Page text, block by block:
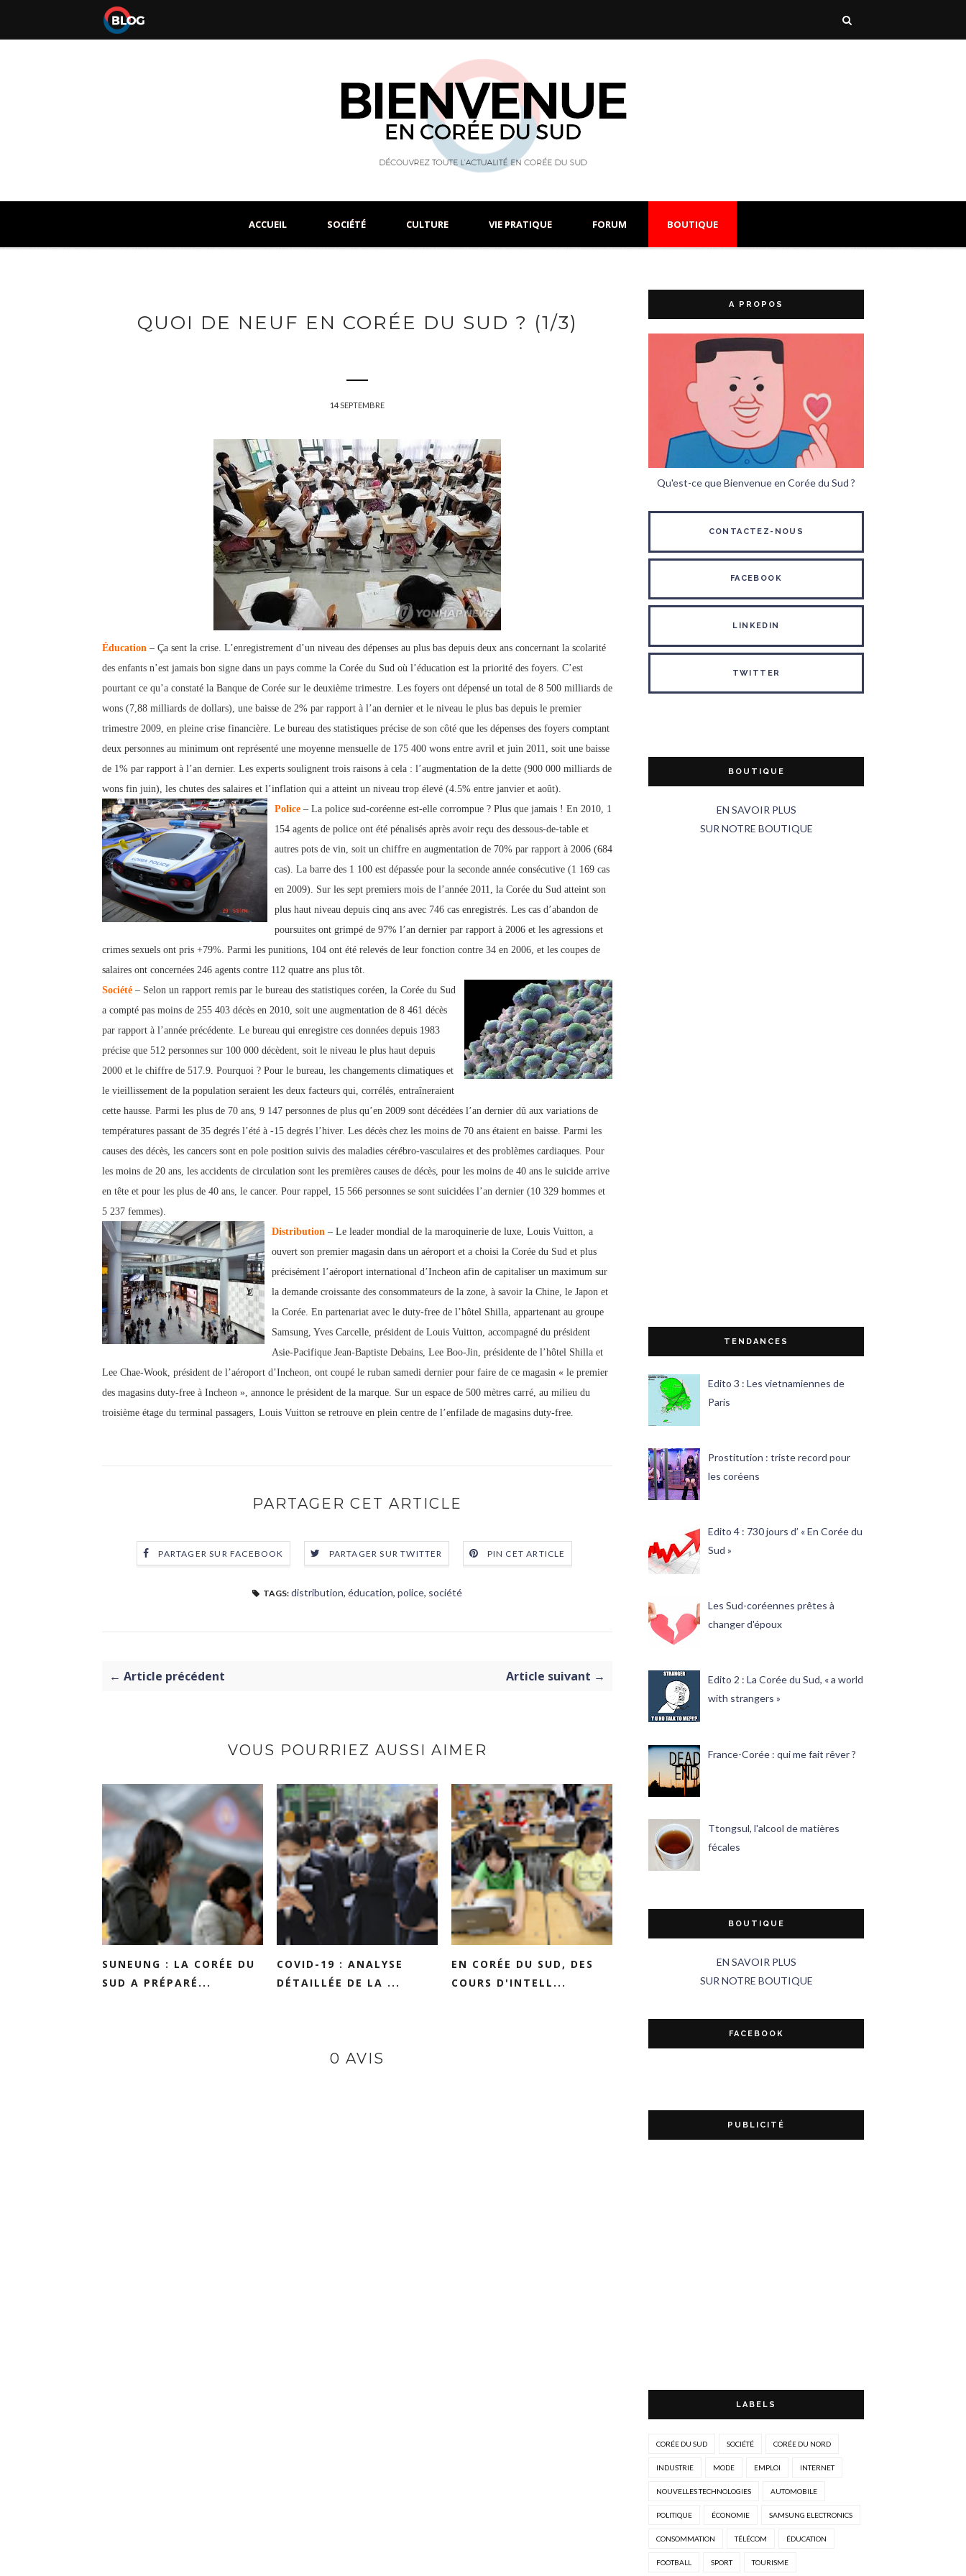
ACCUEIL SOCIÉTÉ CULTURE VIE PRATIQUE FORUM BOUTIQUE
QUOI DE NEUF EN CORÉE DU SUD ? (1/3)
14 SEPTEMBRE
Éducation – Ça sent la crise. L’enregistrement d’un niveau des dépenses au plus bas depuis deux ans concernant la scolarité
des enfants n’est jamais bon signe dans un pays comme la Corée du Sud où l’éducation est la priorité des foyers. C’est
pourtant ce qu’a constaté la Banque de Corée sur le deuxième trimestre. Les foyers ont dépensé un total de 8 500 milliards de
wons (7,88 milliards de dollars), une baisse de 2% par rapport à l’an dernier et le niveau le plus bas depuis le premier
trimestre 2009, en pleine crise financière. Le bureau des statistiques précise de son côté que les dépenses des foyers comptant
deux personnes au minimum ont représenté une moyenne mensuelle de 175 400 wons entre avril et juin 2011, soit une baisse
de 1% par rapport à l’an dernier. Les experts soulignent trois raisons à cela : l’augmentation de la dette (900 000 milliards de
wons fin juin), les chutes des salaires et l’inflation qui a atteint un niveau trop élevé (4.5% entre janvier et août).
Police – La police sud-coréenne est-elle corrompue ? Plus que jamais ! En 2010, 1
154 agents de police ont été pénalisés après avoir reçu des dessous-de-table et
autres pots de vin, soit un chiffre en augmentation de 70% par rapport à 2006 (684
cas). La barre des 1 100 est dépassée pour la seconde année consécutive (1 169 cas
en 2009). Sur les sept premiers mois de l’année 2011, la Corée du Sud atteint son
plus haut niveau depuis cinq ans avec 746 cas enregistrés. Les cas d’abandon de
poursuites ont grimpé de 97% l’an dernier par rapport à 2006 et les agressions et
crimes sexuels ont pris +79%. Parmi les punitions, 104 ont été relevés de leur fonction contre 34 en 2006, et les coupes de
salaires ont concernées 246 agents contre 112 quatre ans plus tôt.
Société – Selon un rapport remis par le bureau des statistiques coréen, la Corée du Sud
a compté pas moins de 255 403 décès en 2010, soit une augmentation de 8 461 décès
par rapport à l’année précédente. Le bureau qui enregistre ces données depuis 1983
précise que 512 personnes sur 100 000 décèdent, soit le niveau le plus haut depuis
2000 et le chiffre de 517.9. Pourquoi ? Pour le bureau, les changements climatiques et
le vieillissement de la population seraient les deux facteurs qui, corrélés, entraîneraient
cette hausse. Parmi les plus de 70 ans, 9 147 personnes de plus qu’en 2009 sont décédées l’an dernier dû aux variations de
températures passant de 35 degrés l’été à -15 degrés l’hiver. Les décès chez les moins de 70 ans étaient en baisse. Parmi les
causes des décès, les cancers sont en pole position suivis des maladies cérébro-vasculaires et des problèmes cardiaques. Pour
les moins de 20 ans, les accidents de circulation sont les premières causes de décès, pour les moins de 40 ans le suicide arrive
en tête et pour les plus de 40 ans, le cancer. Pour rappel, 15 566 personnes se sont suicidées l’an dernier (10 329 hommes et
5 237 femmes).
Distribution – Le leader mondial de la maroquinerie de luxe, Louis Vuitton, a
ouvert son premier magasin dans un aéroport et a choisi la Corée du Sud et plus
précisément l’aéroport international d’Incheon afin de capitaliser un maximum sur
la demande croissante des consommateurs de la zone, à savoir la Chine, le Japon et
la Corée. En partenariat avec le duty-free de l’hôtel Shilla, appartenant au groupe
Samsung, Yves Carcelle, président de Louis Vuitton, accompagné du président
Asie-Pacifique Jean-Baptiste Debains, Lee Boo-Jin, présidente de l’hôtel Shilla et
Lee Chae-Wook, président de l’aéroport d’Incheon, ont coupé le ruban samedi dernier pour faire de ce magasin « le premier
des magasins duty-free à Incheon », annonce le président de la marque. Sur un espace de 500 mètres carré, au milieu du
troisième étage du terminal passagers, Louis Vuitton se retrouve en plein centre de l’enfilade de magasins duty-free.
PARTAGER CET ARTICLE
PARTAGER SUR FACEBOOK PARTAGER SUR TWITTER PIN CET ARTICLE
TAGS: distribution, éducation, police, société
← Article précédent Article suivant →
VOUS POURRIEZ AUSSI AIMER
SUNEUNG : LA CORÉE DU
SUD A PRÉPARÉ...
COVID-19 : ANALYSE
DÉTAILLÉE DE LA ...
EN CORÉE DU SUD, DES
COURS D'INTELL...
0 AVIS
A PROPOS
Qu'est-ce que Bienvenue en Corée du Sud ?
CONTACTEZ-NOUS
FACEBOOK
LINKEDIN
TWITTER
BOUTIQUE
EN SAVOIR PLUS
SUR NOTRE BOUTIQUE
TENDANCES
Edito 3 : Les vietnamiennes de
Paris
Prostitution : triste record pour
les coréens
Edito 4 : 730 jours d’ « En Corée du
Sud »
Les Sud-coréennes prêtes à
changer d'époux
Edito 2 : La Corée du Sud, « a world
with strangers »
France-Corée : qui me fait rêver ?
Ttongsul, l'alcool de matières
fécales
BOUTIQUE
EN SAVOIR PLUS
SUR NOTRE BOUTIQUE
FACEBOOK
PUBLICITÉ
LABELS
CORÉE DU SUD SOCIÉTÉ CORÉE DU NORD
INDUSTRIE MODE EMPLOI INTERNET
NOUVELLES TECHNOLOGIES AUTOMOBILE
POLITIQUE ÉCONOMIE SAMSUNG ELECTRONICS
CONSOMMATION TÉLÉCOM ÉDUCATION
FOOTBALL SPORT TOURISME